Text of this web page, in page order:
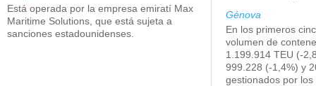
Está operada por la empresa emiratí Max
Maritime Solutions, que está sujeta a
sanciones estadounidenses.
Génova
En los primeros
volumen de
1.199.914 TEU (-
999.228 (-1,4%) y
gestionados por